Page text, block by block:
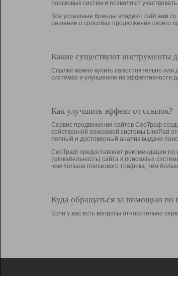
поисковых систем и позволяют
Все успешные бренды владеют сайтами со
решение о способах продвижения своего
Какие существуют инструменты
Ссылки можно купить самостоятельно или
системах и улучшению их эффективности
Как улучшить эффект от ссылок?
Сервис продвижения сайтов СеоТраф
собственной поисковой системы LinkPad
полный и достоверный анализ выдачи
СеоТраф предоставляет рекомендации по
(кликабельность) сайта в поисковых
чем больше поискового трафика, тем
Куда обращаться за помощью по
Если у вас есть вопросы относительно